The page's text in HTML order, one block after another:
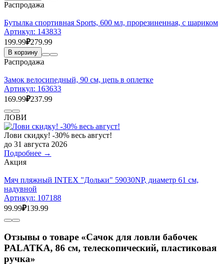
Распродажа
Бутылка спортивная Sports, 600 мл, прорезиненная, с шариком
Артикул: 143833
199.99₽279.99
В корзину
Распродажа
Замок велосипедный, 90 см, цепь в оплетке
Артикул: 163633
169.99₽237.99
ЛОВИ
Лови скидку! -30% весь август!
до 31 августа 2026
Подробнее →
Акция
Мяч пляжный INTEX "Дольки" 59030NP, диаметр 61 см,
надувной
Артикул: 107188
99.99₽139.99
Отзывы о товаре «Сачок для ловли бабочек
PALATKA, 86 см, телескопический, пластиковая
ручка»